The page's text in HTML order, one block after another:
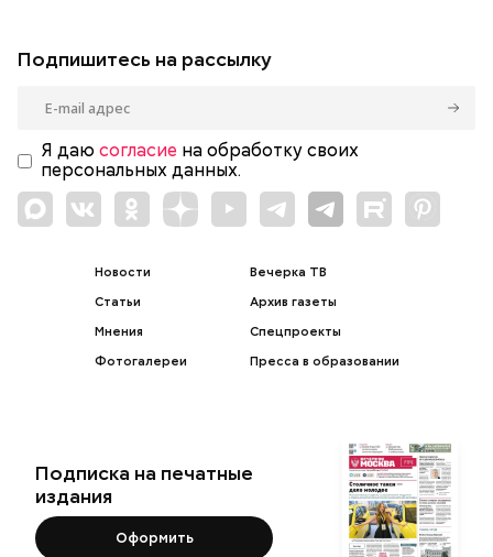
Подпишитесь на рассылку
Я даю согласие на обработку своих
персональных данных.
Новости
Статьи
Мнения
Фотогалереи
Вечерка ТВ
Архив газеты
Спецпроекты
Пресса в образовании
Подписка на печатные
издания
Оформить